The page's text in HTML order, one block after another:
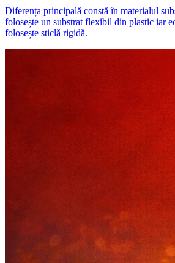
Diferența principală constă în materialul
folosește un substrat flexibil din plastic iar
folosește sticlă rigidă.